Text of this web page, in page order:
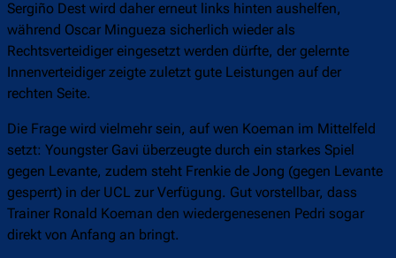
Sergiño Dest wird daher erneut links hinten aushelfen,
während Oscar Mingueza sicherlich wieder als
Rechtsverteidiger eingesetzt werden dürfte, der gelernte
Innenverteidiger zeigte zuletzt gute Leistungen auf der
rechten Seite.
Die Frage wird vielmehr sein, auf wen Koeman im Mittelfeld
setzt: Youngster Gavi überzeugte durch ein starkes Spiel
gegen Levante, zudem steht Frenkie de Jong (gegen Levante
gesperrt) in der UCL zur Verfügung. Gut vorstellbar, dass
Trainer Ronald Koeman den wiedergenesenen Pedri sogar
direkt von Anfang an bringt.